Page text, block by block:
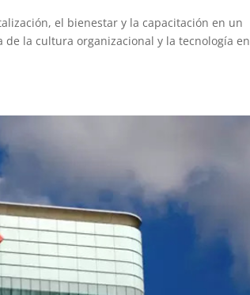
el bienestar y la capacitación en un
la cultura organizacional y la tecnología